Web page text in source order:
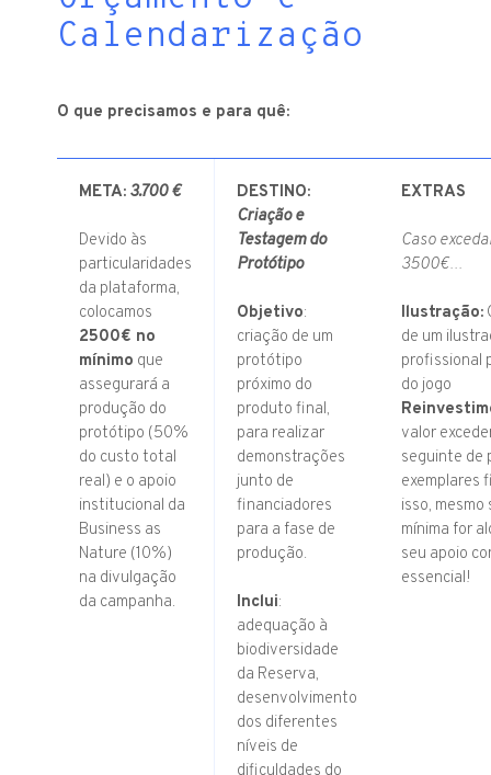
Calendarização
O que precisamos e para quê:
META: 3.700 €
Devido às
particularidades
da plataforma,
colocamos
2500€ no
mínimo que
assegurará a
produção do
protótipo (50%
do custo total
real) e o apoio
institucional da
Business as
Nature (10%)
na divulgação
da campanha.
DESTINO:
Criação e
Testagem do
Protótipo
Objetivo:
criação de um
protótipo
próximo do
produto final,
para realizar
demonstrações
junto de
financiadores
para a fase de
produção.
Inclui:
adequação à
biodiversidade
da Reserva,
desenvolvimento
dos diferentes
níveis de
EXTRAS
Caso
3500€…
Ilustração:
de um
profissional
do jogo
valor
seguinte de
exemplares
isso, mesmo
mínima for
seu apoio
essencial!